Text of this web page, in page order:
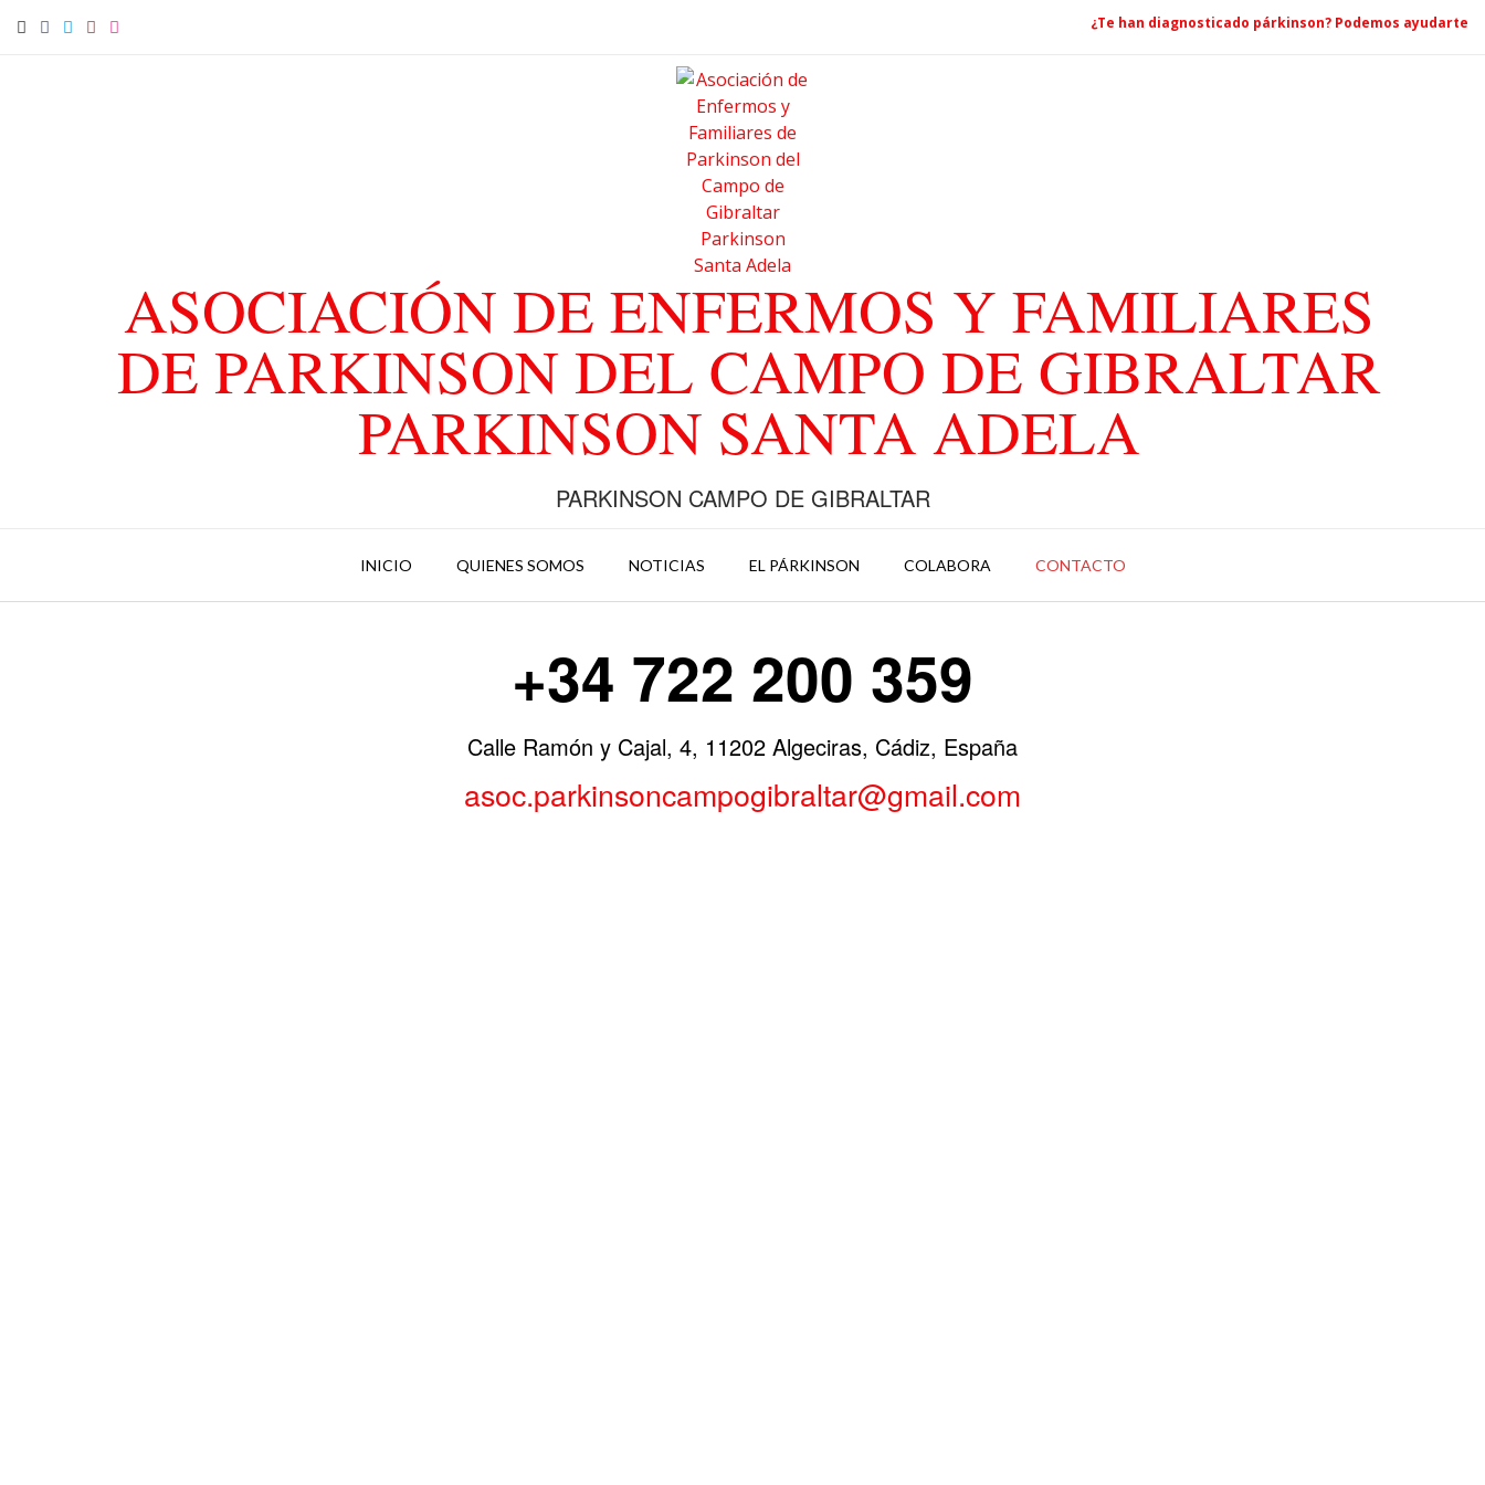
¿Te han diagnosticado párkinson? Podemos ayudarte
ASOCIACIÓN DE ENFERMOS Y FAMILIARES
DE PARKINSON DEL CAMPO DE GIBRALTAR
PARKINSON SANTA ADELA
PARKINSON CAMPO DE GIBRALTAR
INICIO QUIENES SOMOS NOTICIAS EL PÁRKINSON COLABORA CONTACTO
+34 722 200 359
Calle Ramón y Cajal, 4, 11202 Algeciras, Cádiz, España
asoc.parkinsoncampogibraltar@gmail.com